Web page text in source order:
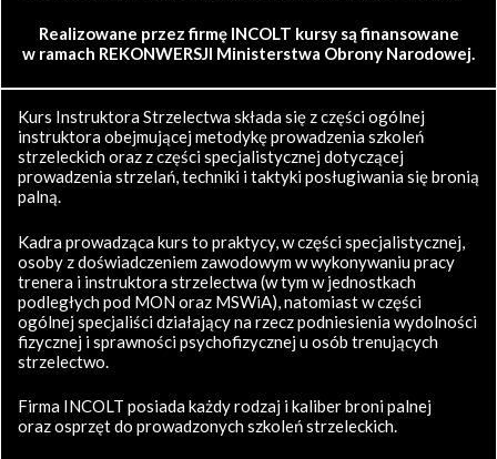
Realizowane przez firmę INCOLT kursy są finansowane
w ramach REKONWERSJI Ministerstwa Obrony Narodowej.
Kurs Instruktora Strzelectwa składa się z części ogólnej
instruktora obejmującej metodykę prowadzenia szkoleń
strzeleckich oraz z części specjalistycznej dotyczącej
prowadzenia strzelań, techniki i taktyki posługiwania się bronią
palną.
Kadra prowadząca kurs to praktycy, w części specjalistycznej,
osoby z doświadczeniem zawodowym w wykonywaniu pracy
trenera i instruktora strzelectwa (w tym w jednostkach
podległych pod MON oraz MSWiA), natomiast w części
ogólnej specjaliści działający na rzecz podniesienia wydolności
fizycznej i sprawności psychofizycznej u osób trenujących
strzelectwo.
Firma INCOLT posiada każdy rodzaj i kaliber broni palnej
oraz osprzęt do prowadzonych szkoleń strzeleckich.